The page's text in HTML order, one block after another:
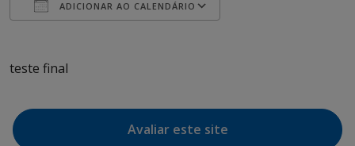
ADICIONAR AO CALENDÁRIO
teste final
Avaliar este site